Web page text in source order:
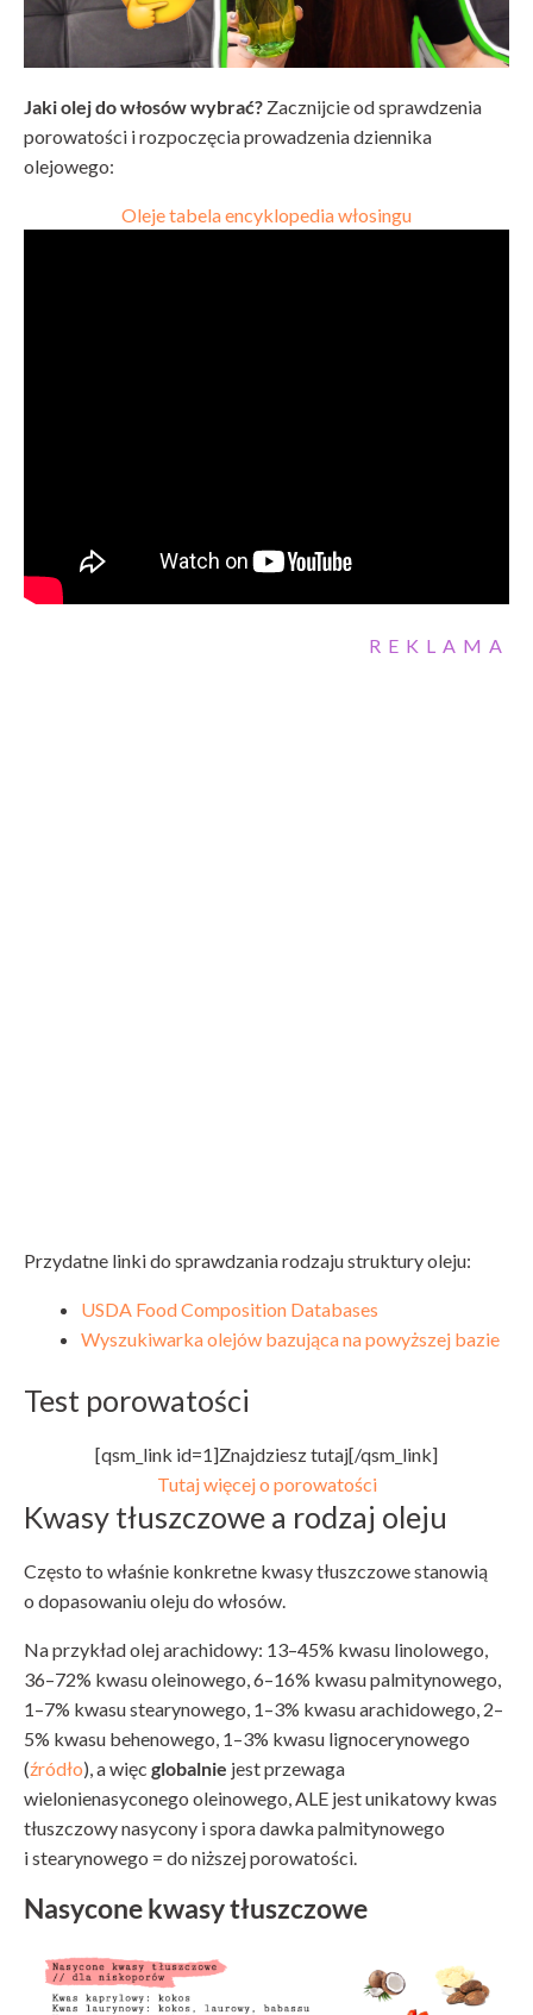
Jaki olej do włosów wybrać? Zacznijcie od sprawdzenia
porowatości i rozpoczęcia prowadzenia dziennika
olejowego:
Oleje tabela encyklopedia włosingu
REKLAMA
Przydatne linki do sprawdzania rodzaju struktury oleju:
USDA Food Composition Databases
Wyszukiwarka olejów bazująca na powyższej bazie
Test porowatości
[qsm_link id=1]Znajdziesz tutaj[/qsm_link]
Tutaj więcej o porowatości
Kwasy tłuszczowe a rodzaj oleju
Często to właśnie konkretne kwasy tłuszczowe stanowią
o dopasowaniu oleju do włosów.
Na przykład olej arachidowy: 13–45% kwasu linolowego,
36–72% kwasu oleinowego, 6–16% kwasu palmitynowego,
1–7% kwasu stearynowego, 1–3% kwasu arachidowego, 2–
5% kwasu behenowego, 1–3% kwasu lignocerynowego
(źródło), a więc globalnie jest przewaga
wielonienasyconego oleinowego, ALE jest unikatowy kwas
tłuszczowy nasycony i spora dawka palmitynowego
i stearynowego = do niższej porowatości.
Nasycone kwasy tłuszczowe